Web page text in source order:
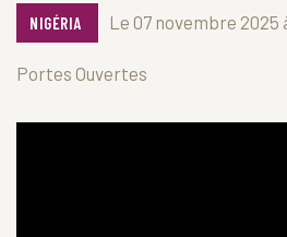
NIGÉRIA Le 07 novembre 2025
Portes Ouvertes